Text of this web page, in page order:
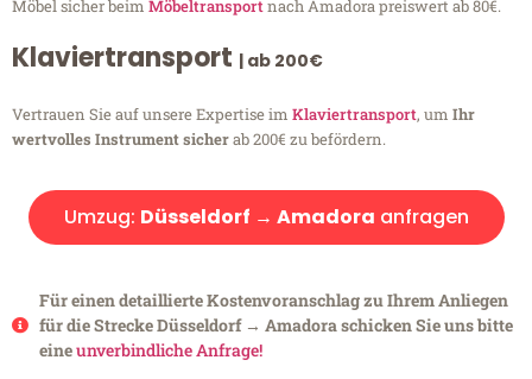
Möbel sicher beim Möbeltransportnach Amadora preiswert ab 80€.
Klaviertransport | ab 200€
Vertrauen Sie auf unsere Expertise im Klaviertransport, um Ihr
wertvolles Instrument sicherab 200€ zu befördern.
Umzug: Düsseldorf → Amadora anfragen
Für einen detaillierte Kostenvoranschlag zu Ihrem Anliegen
für die Strecke Düsseldorf → Amadora schicken Sie uns bitte
eineunverbindliche Anfrage!